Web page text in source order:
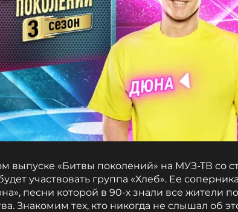
выпуске «Битвы поколений» на МУЗ-ТВ со
участвовать группа «Хлеб». Ее
песни которой в 90-х знали все жители
Знакомим тех, кто никогда не слышал об